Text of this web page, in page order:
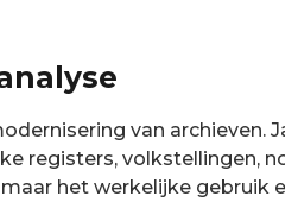
van archieven.
registers, volkstellingen,
het werkelijke gebruik